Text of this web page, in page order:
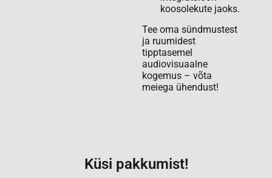
koosolekute jaoks.
Tee oma sündmustest
ja ruumidest
tipptasemel
audiovisuaalne
kogemus – võta
meiega ühendust!
Küsi pakkumist!